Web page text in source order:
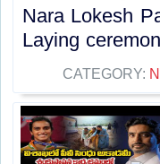
Nara Lokesh
Laying
CATEGORY: